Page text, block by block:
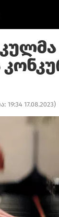
19:34 17.08.2023)